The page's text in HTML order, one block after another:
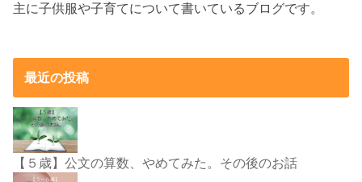
主に子供服や子育てについて書いているブログです。
最近の投稿
【５歳】公文の算数、やめてみた。その後のお話